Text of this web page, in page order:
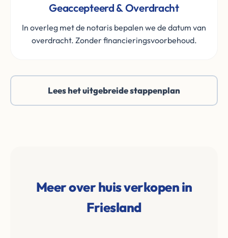
Geaccepteerd & Overdracht
In overleg met de notaris bepalen we de datum van
overdracht. Zonder financieringsvoorbehoud.
Lees het uitgebreide stappenplan
Meer over huis verkopen in
Friesland